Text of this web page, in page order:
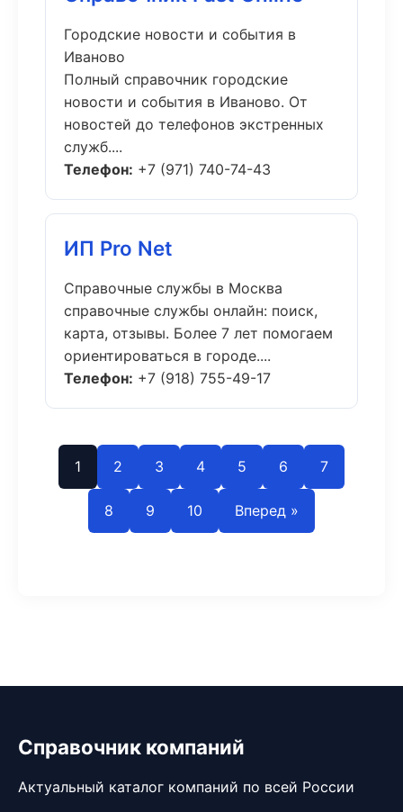
Городские новости и события в
Иваново
Полный справочник городские
новости и события в Иваново. От
новостей до телефонов экстренных
служб....
Телефон: +7 (971) 740-74-43
ИП Pro Net
Справочные службы в Москва
справочные службы онлайн: поиск,
карта, отзывы. Более 7 лет помогаем
ориентироваться в городе....
Телефон: +7 (918) 755-49-17
1 2 3 4 5 6 7
8 9 10 Вперед »
Справочник компаний
Актуальный каталог компаний по всей России